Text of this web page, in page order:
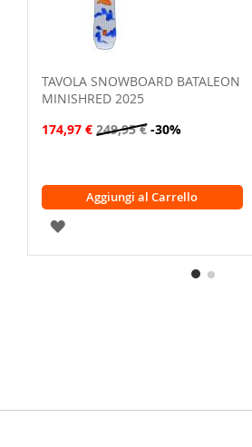
TAVOLA SNOWBOARD BATALEON
MINISHRED 2025
174,97 € 249,95 € -30%
Aggiungi al Carrello
AGGIUNGI
ALLA